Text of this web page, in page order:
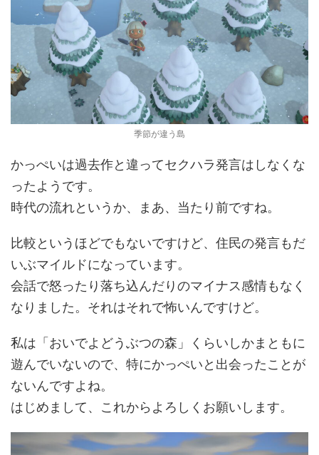
季節が違う島
かっぺいは過去作と違ってセクハラ発言はしなくな
ったようです。
時代の流れというか、まあ、当たり前ですね。
比較というほどでもないですけど、住民の発言もだ
いぶマイルドになっています。
会話で怒ったり落ち込んだりのマイナス感情もなく
なりました。それはそれで怖いんですけど。
私は「おいでよどうぶつの森」くらいしかまともに
遊んでいないので、特にかっぺいと出会ったことが
ないんですよね。
はじめまして、これからよろしくお願いします。